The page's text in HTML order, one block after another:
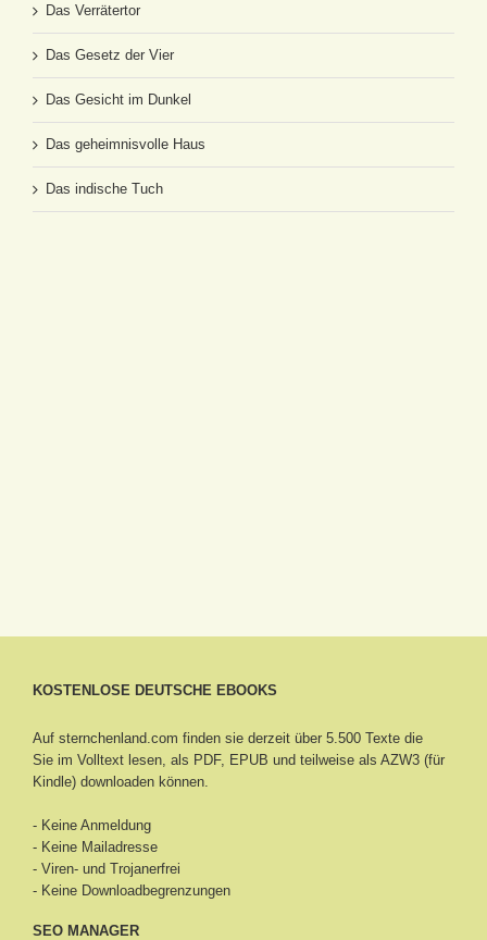
Das Verrätertor
Das Gesetz der Vier
Das Gesicht im Dunkel
Das geheimnisvolle Haus
Das indische Tuch
KOSTENLOSE DEUTSCHE EBOOKS
Auf sternchenland.com finden sie derzeit über 5.500 Texte die
Sie im Volltext lesen, als PDF, EPUB und teilweise als AZW3 (für
Kindle) downloaden können.
- Keine Anmeldung
- Keine Mailadresse
- Viren- und Trojanerfrei
- Keine Downloadbegrenzungen
SEO MANAGER